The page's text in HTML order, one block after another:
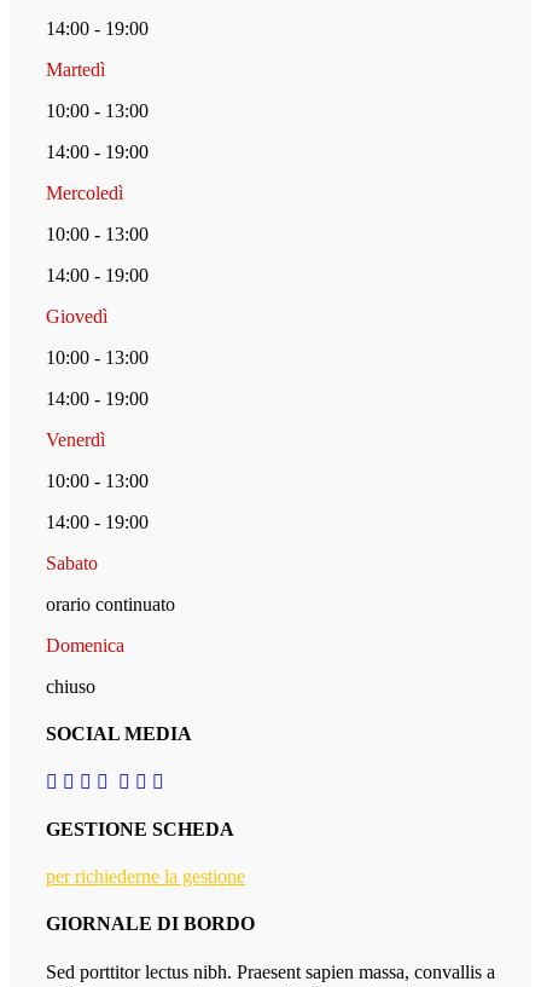
14:00 - 19:00
Martedì
10:00 - 13:00
14:00 - 19:00
Mercoledì
10:00 - 13:00
14:00 - 19:00
Giovedì
10:00 - 13:00
14:00 - 19:00
Venerdì
10:00 - 13:00
14:00 - 19:00
Sabato
orario continuato
Domenica
chiuso
SOCIAL MEDIA
GESTIONE SCHEDA
per richiederne la gestione
GIORNALE DI BORDO
Sed porttitor lectus nibh. Praesent sapien massa, convallis a